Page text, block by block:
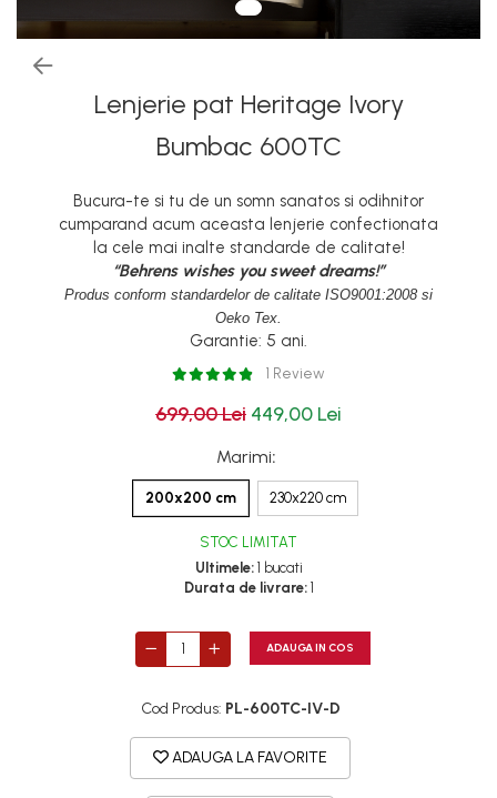
Lenjerie pat Heritage Ivory
Bumbac 600TC
Bucura-te si tu de un somn sanatos si odihnitor
cumparand acum aceasta lenjerie confectionata
la cele mai inalte standarde de calitate!
“Behrens wishes you sweet dreams!”
Produs conform standardelor de calitate ISO9001:2008 si
Oeko Tex.
Garantie: 5 ani.
1 Review
699,00 Lei 449,00 Lei
Marimi:
200x200 cm 230x220 cm
STOC LIMITAT
Ultimele:1 bucati
Durata de livrare:1
ADAUGA IN COS
Cod Produs: PL-600TC-IV-D
ADAUGA LA FAVORITE